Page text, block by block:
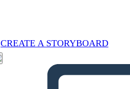
CREATE A STORYBOARD